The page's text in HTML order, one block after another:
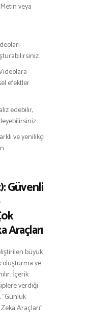
Metin veya
efektler
edebilir,
ve yenilikçi
Güvenli
Araçları
büyük
oluşturma ve
İçerik
verdiği
“Günlük
Araçları”